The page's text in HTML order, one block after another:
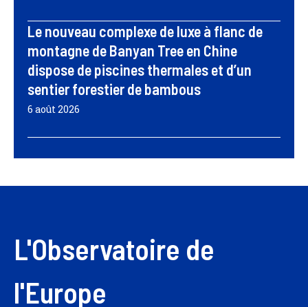
Le nouveau complexe de luxe à flanc de
montagne de Banyan Tree en Chine
dispose de piscines thermales et d’un
sentier forestier de bambous
6 août 2026
L'Observatoire de
l'Europe